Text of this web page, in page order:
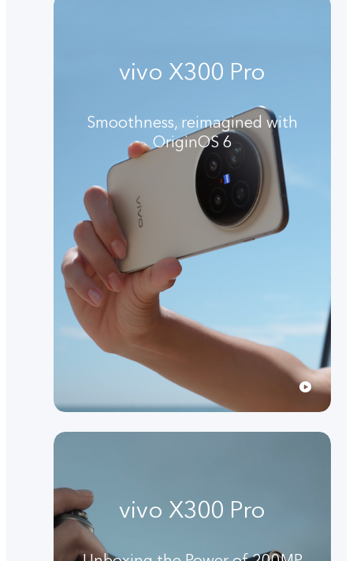
vivo X300 Pro
Smoothness, reimagined with
OriginOS 6
vivo X300 Pro